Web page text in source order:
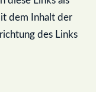
dem Inhalt der
des Links